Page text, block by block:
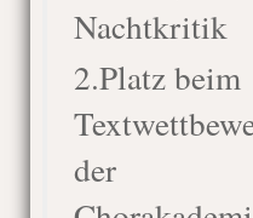
Nachtkritik
2.Platz beim
der